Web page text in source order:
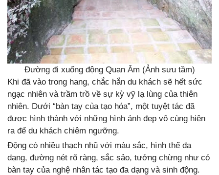
Đường đi xuống động Quan Âm (Ảnh sưu tầm)
Khi đã vào trong hang, chắc hẳn du khách sẽ hết sức
ngạc nhiên và trầm trồ về sự kỳ vỹ lạ lùng của thiên
nhiên. Dưới “bàn tay của tạo hóa”, một tuyệt tác đã
được hình thành với những hình ảnh đẹp vô cùng hiện
ra để du khách chiêm ngưỡng.
Động có nhiều thạch nhũ với màu sắc, hình thể đa
dạng, đường nét rõ ràng, sắc sảo, tưởng chừng như có
bàn tay của nghệ nhân tác tạo đa dạng và sinh động.